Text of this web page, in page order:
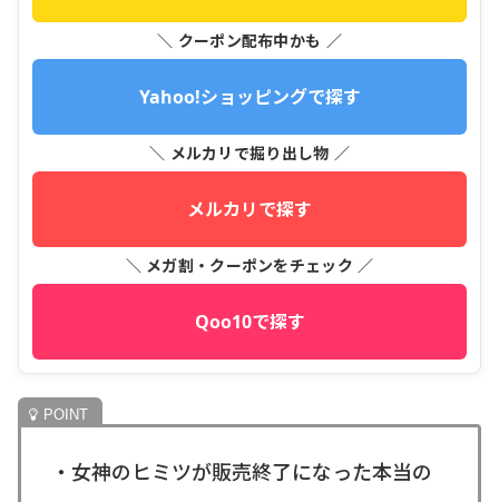
＼ クーポン配布中かも ／
Yahoo!ショッピングで探す
＼ メルカリで掘り出し物 ／
メルカリで探す
＼ メガ割・クーポンをチェック ／
Qoo10で探す
・女神のヒミツが販売終了になった本当の